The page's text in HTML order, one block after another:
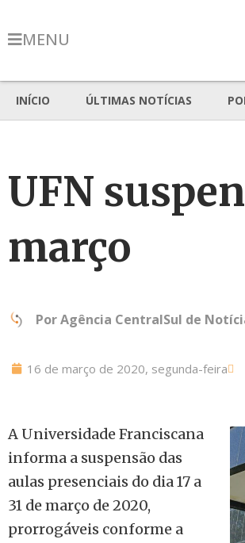
MENU
INÍCIO ÚLTIMAS NOTÍCIAS
UFN
março
PorAgência CentralSul de
16 de março de 2020, segunda-feira
A Universidade Franciscana
informa a suspensão das
aulas presenciais do dia 17 a
31 de março de 2020,
prorrogáveis conforme a